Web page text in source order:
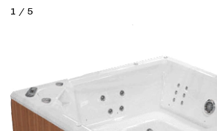
1 / 5